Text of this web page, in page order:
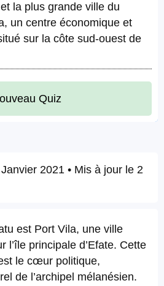
la plus grande ville du
un centre économique et
sur la côte sud-ouest de
Quiz
2021 • Mis à jour le 2
est Port Vila, une ville
l’île principale d’Efate. Cette
le cœur politique,
de l’archipel mélanésien.